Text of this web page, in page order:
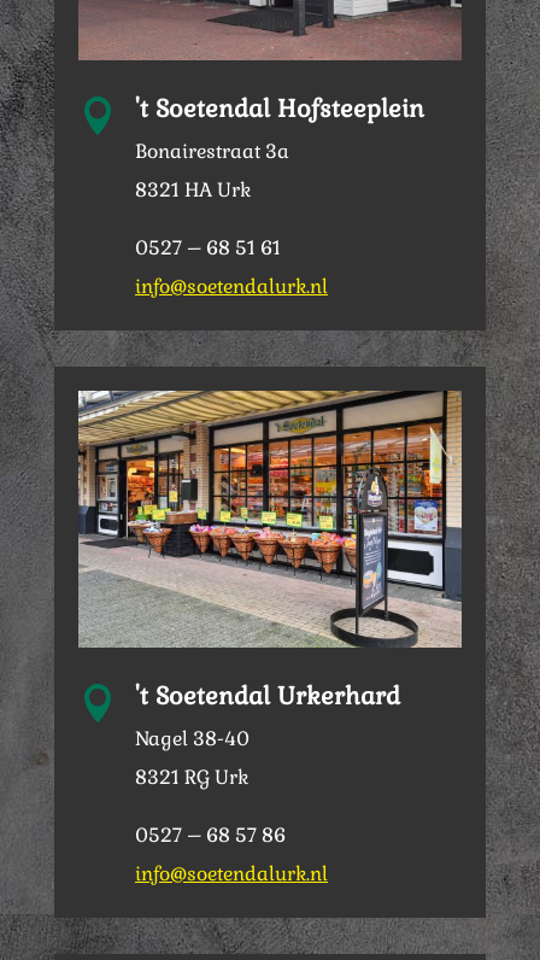
 't Soetendal Hofsteeplein
Bonairestraat 3a
8321 HA Urk
0527 – 68 51 61
info@soetendalurk.nl
 't Soetendal Urkerhard
Nagel 38-40
8321 RG Urk
0527 – 68 57 86
info@soetendalurk.nl